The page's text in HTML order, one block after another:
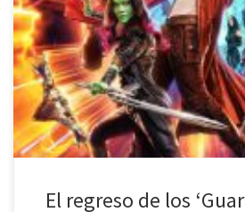
Continuando con el ciclo de películas del
Cinematográfico Marvel tenemos el
más variopinto que, a pesar de que
uniéndose como una familia y derrotando
Vengadores? No, para esa aún queda.
El regreso de los